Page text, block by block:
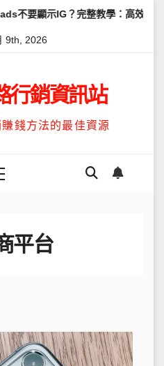
示IG？完整教學：高效管理你的線
9th, 2026
行銷資訊站
錢方法的最佳資源
平台